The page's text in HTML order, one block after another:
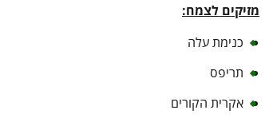
מזיקים לצמח:
כנימת עלה
תריפס
אקרית הקורים